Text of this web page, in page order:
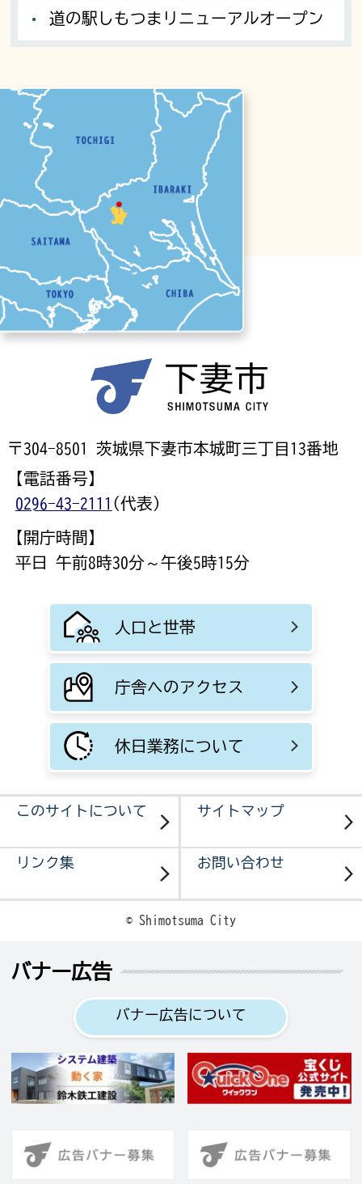
道の駅しもつまリニューアルオープン
〒304-8501 茨城県下妻市本城町三丁目13番地
【電話番号】
0296-43-2111 (代表)
【開庁時間】
平日 午前8時30分～午後5時15分
人口と世帯
庁舎へのアクセス
休日業務について
このサイトについて サイトマップ
リンク集 お問い合わせ
© Shimotsuma City
バナー広告
バナー広告について